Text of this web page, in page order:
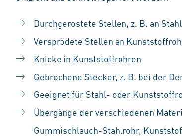
Durchgerostete Stellen, z. B. an
Versprödete Stellen an
Knicke in Kunststoffrohren
Gebrochene Stecker, z. B. bei der
Geeignet für Stahl- oder
Übergänge der verschiedenen
Gummischlauch-Stahlrohr,